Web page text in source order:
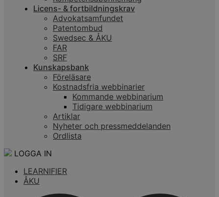
Licens- & fortbildningskrav
Advokatsamfundet
Patentombud
Swedsec & ÅKU
FAR
SRF
Kunskapsbank
Föreläsare
Kostnadsfria webbinarier
Kommande webbinarium
Tidigare webbinarium
Artiklar
Nyheter och pressmeddelanden
Ordlista
LOGGA IN
LEARNIFIER
ÅKU